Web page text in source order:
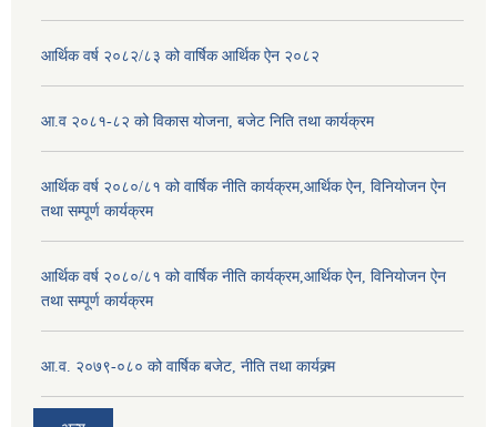
आर्थिक वर्ष २०८२/८३ को वार्षिक आर्थिक ऐन २०८२
आ.व २०८१-८२ को विकास योजना, बजेट निति तथा कार्यक्रम
आर्थिक वर्ष २०८०/८१ को वार्षिक नीति कार्यक्रम,आर्थिक ऐन, विनियोजन ऐन
तथा सम्पूर्ण कार्यक्रम
आर्थिक वर्ष २०८०/८१ को वार्षिक नीति कार्यक्रम,आर्थिक ऐन, विनियोजन ऐन
तथा सम्पूर्ण कार्यक्रम
आ.व. २०७९-०८० को वार्षिक बजेट, नीति तथा कार्यक्र्म